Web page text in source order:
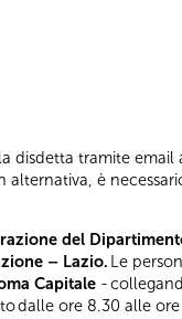
disdetta tramite email
è
del
– Lazio. Le
Capitale -
dalle ore 8.30 alle ore